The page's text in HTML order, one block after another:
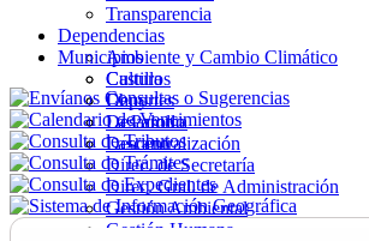
Transparencia
Dependencias
Ambiente y Cambio Climático
Cultura
Deportes
Desarrollo
Descentralización
Direc. de Secretaría
Direc. Gral. de Administración
Gestión Ambiental
Gestión Humana
Municipios
Castillos
Chuy
La Paloma
Lascano